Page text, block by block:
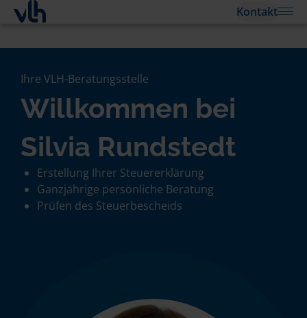
Kontakt
Ihre VLH-Beratungsstelle
Willkommen bei
Silvia Rundstedt
Erstellung Ihrer Steuererklärung
Ganzjährige persönliche Beratung
Prüfen des Steuerbescheids